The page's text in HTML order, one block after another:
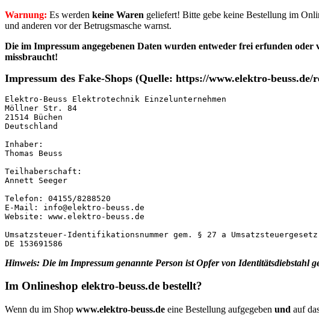
Warnung: Es werden keine Waren geliefert! Bitte gebe keine Bestellung im
und anderen vor der Betrugsmasche warnst.
Die im Impressum angegebenen Daten wurden entweder frei erfunden oder
missbraucht!
Impressum des Fake-Shops (Quelle: https://www.elektro-beuss.de/
Elektro-Beuss Elektrotechnik Einzelunternehmen
Möllner Str. 84
21514 Büchen
Deutschland
Inhaber:
Thomas Beuss
Teilhaberschaft:
Annett Seeger
Telefon: 04155/8288520
E-Mail: info@elektro-beuss.de
Website: www.elektro-beuss.de
Umsatzsteuer-Identifikationsnummer gem. § 27 a
DE 153691586
Hinweis: Die im Impressum genannte Person ist Opfer von Identitätsdiebstahl
Im Onlineshop elektro-beuss.de bestellt?
Wenn du im Shop www.elektro-beuss.de eine Bestellung aufgegeben und auf